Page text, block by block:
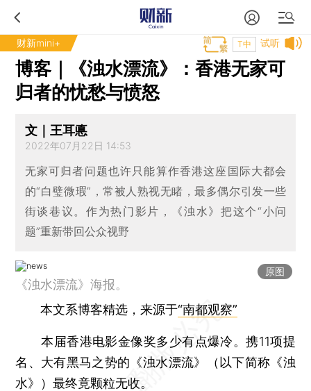
财新mini+ 试听
T中
博客｜《浊水漂流》：香港无家可
归者的忧愁与愤怒
文｜王耳悳
2022年07月22日 14:53
无家可归者问题也许只能算作香港这座国际大都会
的“白璧微瑕”，常被人熟视无睹，最多偶尔引发一些
街谈巷议。作为热门影片，《浊水》把这个“小问
题”重新带回公众视野
原图
《浊水漂流》海报。
本文系博客精选，来源于“南都观察”
本届香港电影金像奖多少有点爆冷。携11项提
名、大有黑马之势的《浊水漂流》（以下简称《浊
水》）最终竟颗粒无收。